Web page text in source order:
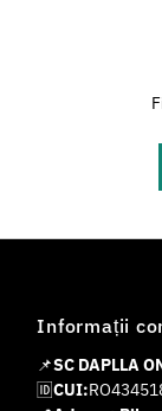
Informații
📌SC DAPLLA
🆔CUI: